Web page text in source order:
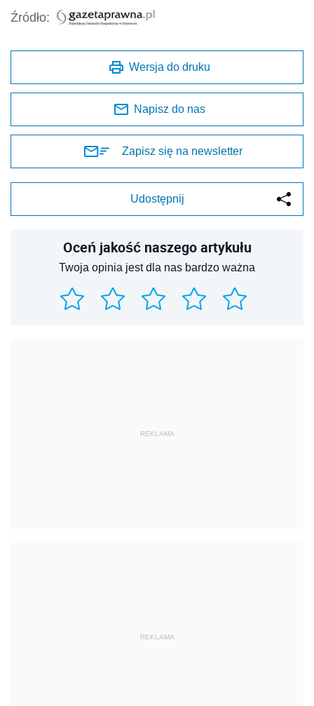
Źródło:
Wersja do druku
Napisz do nas
Zapisz się na newsletter
Udostępnij
Oceń jakość naszego artykułu
Twoja opinia jest dla nas bardzo ważna
REKLAMA
REKLAMA